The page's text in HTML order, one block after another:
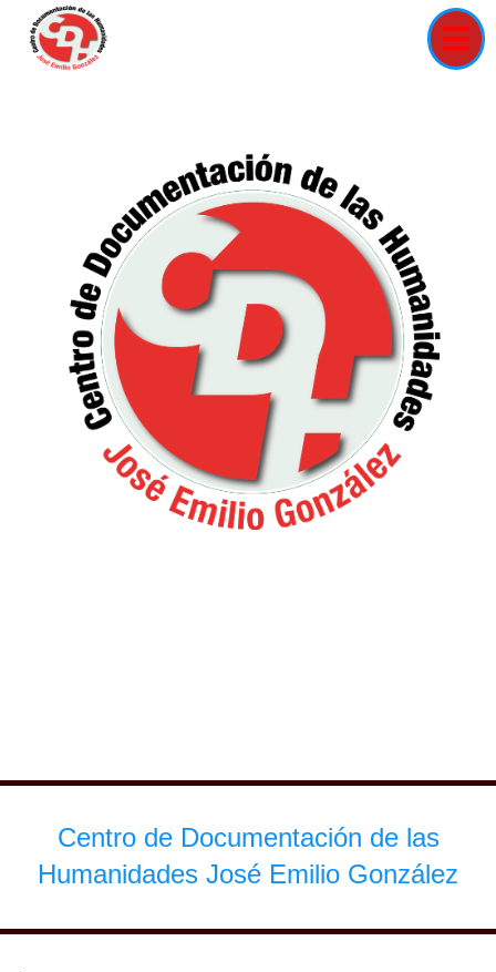
Centro de Documentación de las
Humanidades José Emilio González